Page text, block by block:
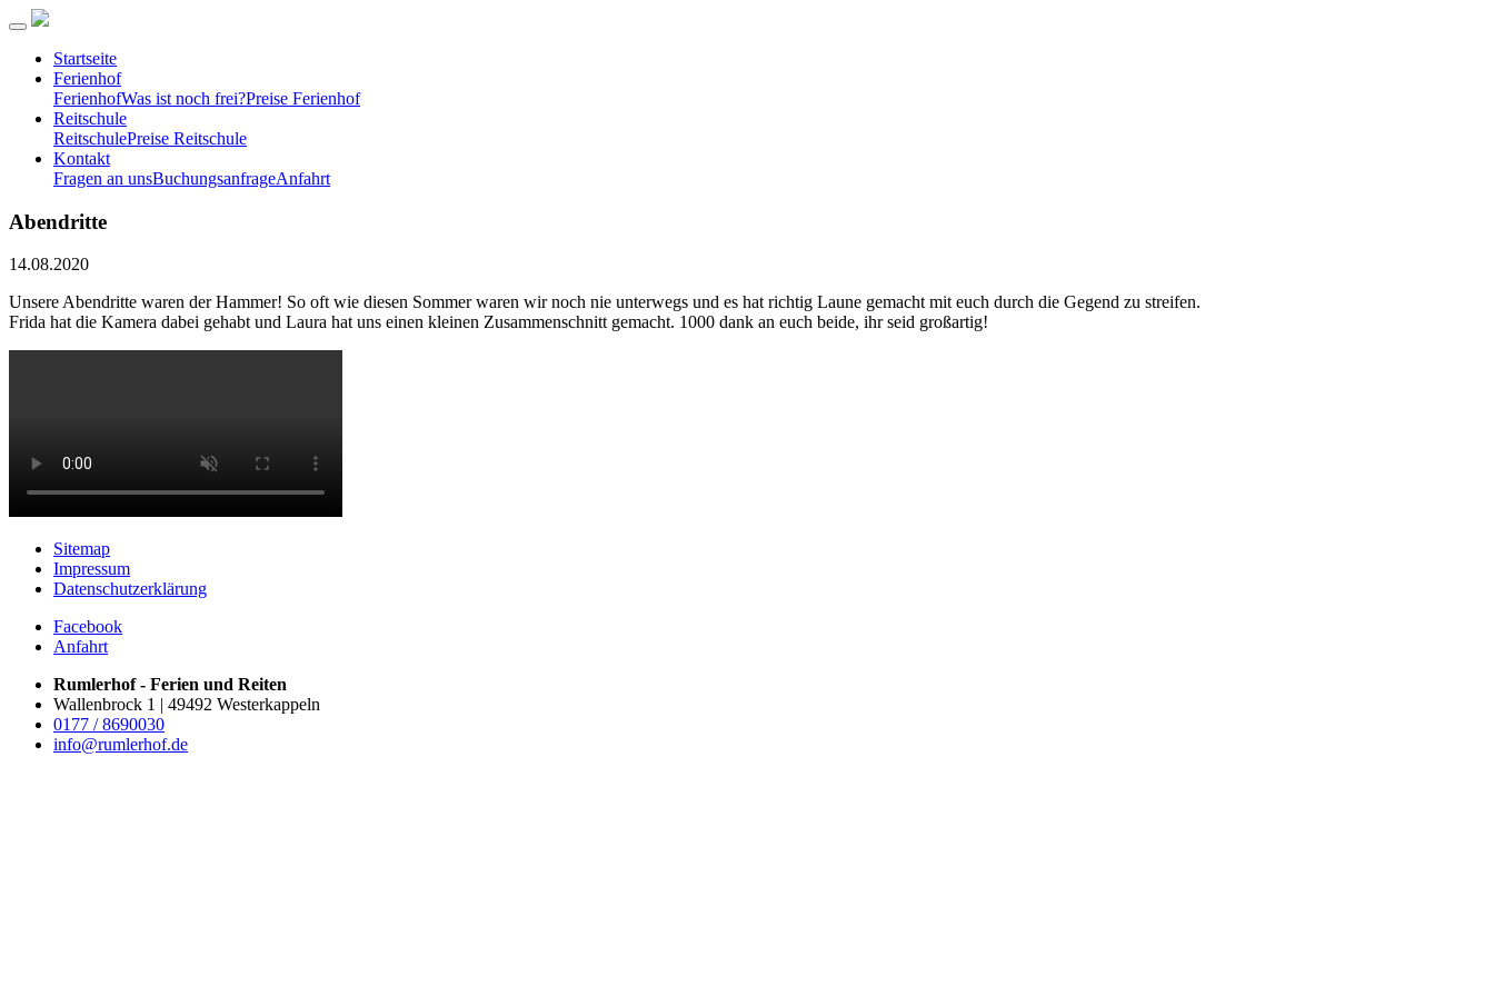
Startseite
Ferienhof
FerienhofWas ist noch frei?Preise Ferienhof
Reitschule
ReitschulePreise Reitschule
Kontakt
Fragen an unsBuchungsanfrageAnfahrt
Abendritte
14.08.2020
Unsere Abendritte waren der Hammer! So oft wie diesen Sommer waren wir noch nie unterwegs und es hat richtig Laune gemacht mit euch durch die Gegend zu streifen.
Frida hat die Kamera dabei gehabt und Laura hat uns einen kleinen Zusammenschnitt gemacht. 1000 dank an euch beide, ihr seid großartig!
Sitemap
Impressum
Datenschutzerklärung
Facebook
Anfahrt
Rumlerhof - Ferien und Reiten
Wallenbrock 1 | 49492 Westerkappeln
0177 / 8690030
info@rumlerhof.de